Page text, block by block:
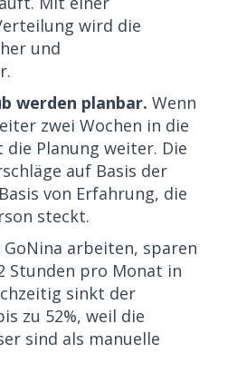
wird die
und
werden planbar. Wenn
zwei Wochen in die
Planung weiter. Die
auf Basis der
von Erfahrung, die
steckt.
arbeiten, sparen
Stunden pro Monat in
sinkt der
zu 52%, weil die
sind als manuelle